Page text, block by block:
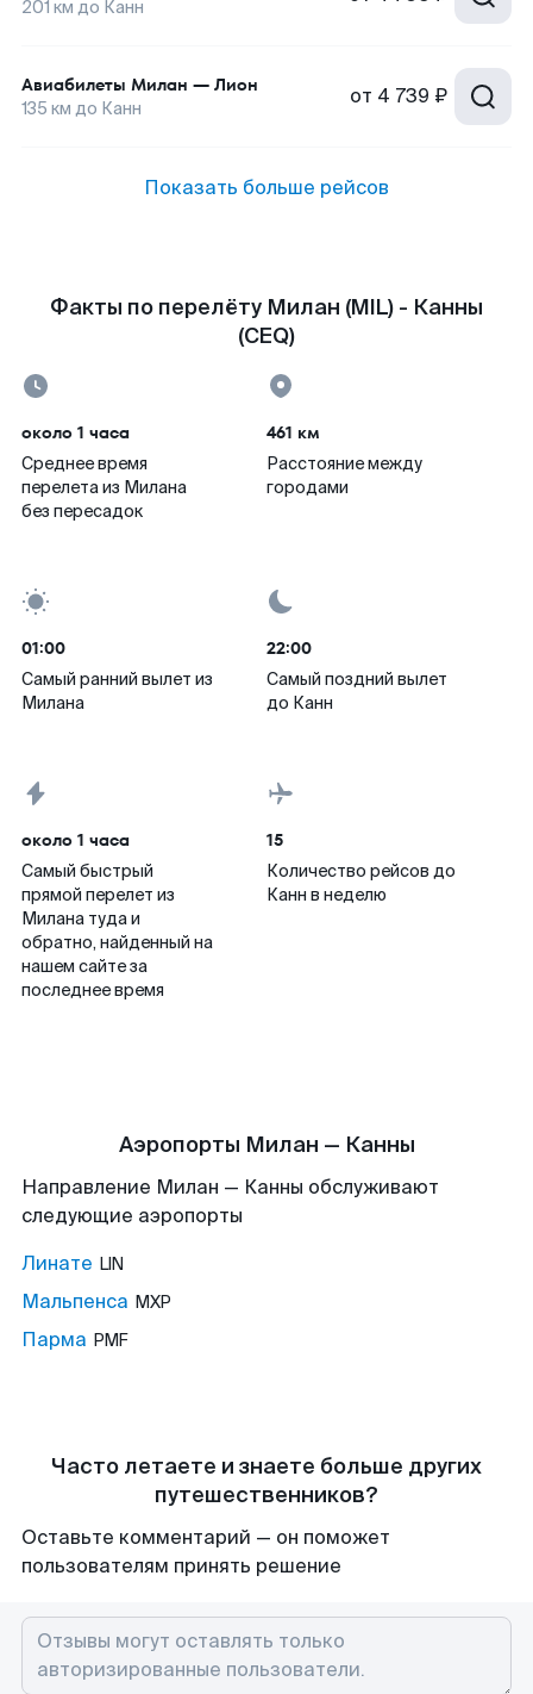
201 км до Канн
Авиабилеты Милан — Лион
135 км до Канн от 4 739 ₽
Показать больше рейсов
Факты по перелёту Милан (MIL) - Канны
(CEQ)
около 1 часа
Среднее время
перелета из Милана
без пересадок
461 км
Расстояние между
городами
01:00
Самый ранний вылет из
Милана
22:00
Самый поздний вылет
до Канн
около 1 часа
Самый быстрый
прямой перелет из
Милана туда и
обратно, найденный на
нашем сайте за
последнее время
15
Количество рейсов до
Канн в неделю
Аэропорты Милан — Канны
Направление Милан — Канны обслуживают
следующие аэропорты
Линате LIN
Мальпенса MXP
Парма PMF
Часто летаете и знаете больше других
путешественников?
Оставьте комментарий — он поможет
пользователям принять решение